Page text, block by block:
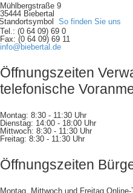
Mühlbergstraße 9
35444 Biebertal
So finden Sie uns
Tel.: (0 64 09) 69 0
Fax: (0 64 09) 69 11
info@biebertal.de
Öffnungszeiten
telefonische
Montag: 8:30 - 11:30 Uhr
Dienstag: 14:00 - 18:00 Uhr
Mittwoch: 8:30 - 11:30 Uhr
Freitag: 8:30 - 11:30 Uhr
Öffnungszeiten
Montag, Mittwoch und Freitag Online-